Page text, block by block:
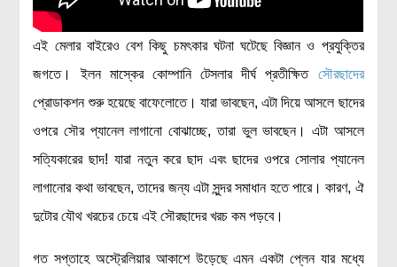
এই মেলার বাইরেও বেশ কিছু চমৎকার ঘটনা ঘটেছে বিজ্ঞান ও প্রযুক্তির
জগতে। ইলন মাস্কের কোম্পানি টেসলার দীর্ঘ প্রতীক্ষিত সৌরছাদের
প্রোডাকশন শুরু হয়েছে বাফেলোতে। যারা ভাবছেন, এটা দিয়ে আসলে ছাদের
ওপরে সৌর প্যানেল লাগানো বোঝাচ্ছে, তারা ভুল ভাবছেন। এটা আসলে
সত্যিকারের ছাদ! যারা নতুন করে ছাদ এবং ছাদের ওপরে সোলার প্যানেল
লাগানোর কথা ভাবছেন, তাদের জন্য এটা সুন্দর সমাধান হতে পারে। কারণ, ঐ
দুটোর যৌথ খরচের চেয়ে এই সৌরছাদের খরচ কম পড়বে।
গত সপ্তাহে অস্ট্রেলিয়ার আকাশে উড়েছে এমন একটা প্লেন যার মধ্যে